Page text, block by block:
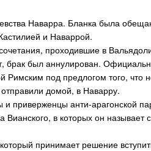
Наварра. Бланка была
и Наваррой.
проходившие в
брак был аннулирован.
под предлогом того, что
домой, в Наварру.
приверженцы анти-арагонской
в которых он называет
принимает решение